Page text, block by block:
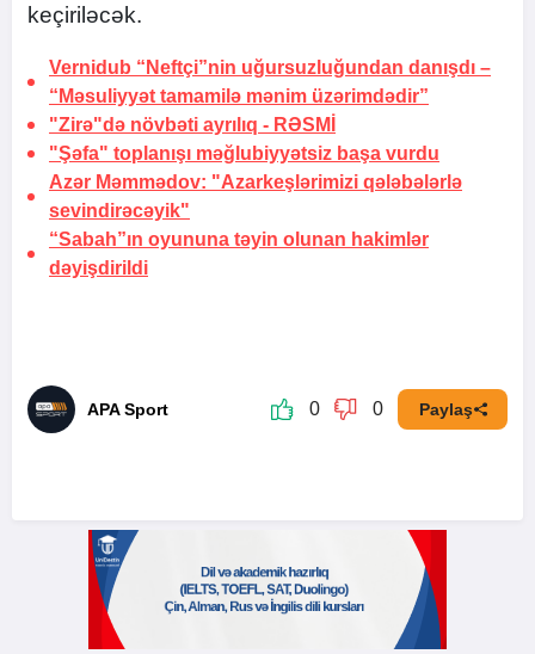
keçiriləcək.
Vernidub “Neftçi”nin uğursuzluğundan danışdı –
“Məsuliyyət tamamilə mənim üzərimdədir”
"Zirə"də növbəti ayrılıq - RƏSMİ
"Şəfa" toplanışı məğlubiyyətsiz başa vurdu
Azər Məmmədov: "Azarkeşlərimizi qələbələrlə
sevindirəcəyik"
“Sabah”ın oyununa təyin olunan hakimlər
dəyişdirildi
APA Sport 0 0 Paylaş